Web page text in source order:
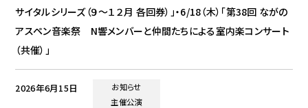
サイタルシリーズ（９～１２月 各回券）」・6/18（木）「第38回 ながの
アスペン音楽祭 N響メンバーと仲間たちによる室内楽コンサート
（共催）」
2026年6月15日
お知らせ
主催公演